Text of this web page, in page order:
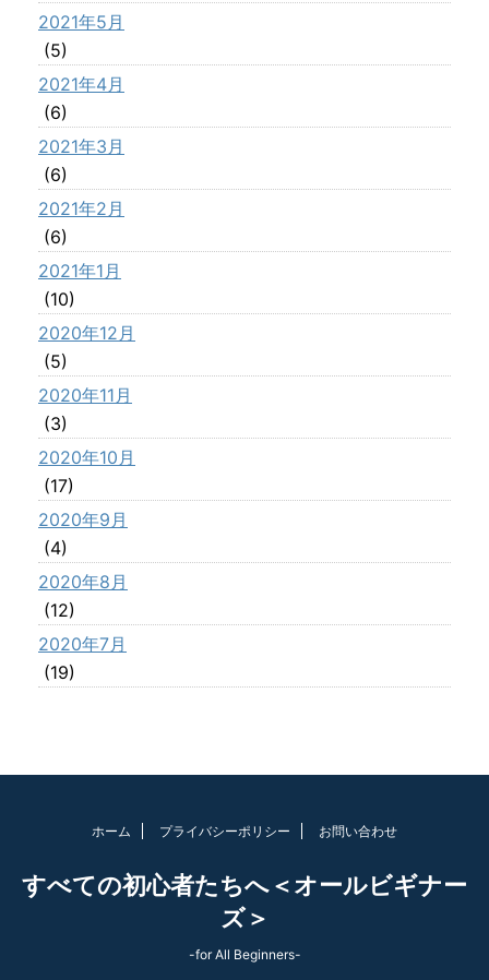
2021年5月
(5)
2021年4月
(6)
2021年3月
(6)
2021年2月
(6)
2021年1月
(10)
2020年12月
(5)
2020年11月
(3)
2020年10月
(17)
2020年9月
(4)
2020年8月
(12)
2020年7月
(19)
ホーム プライバシーポリシー お問い合わせ
すべての初心者たちへ＜オールビギナー
ズ＞
-for All Beginners-